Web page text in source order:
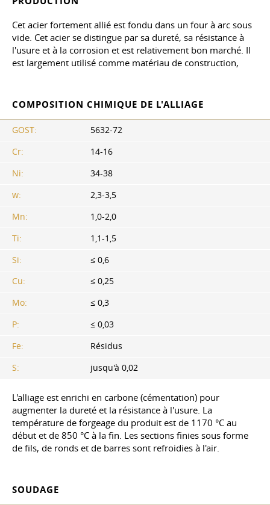
Cet acier fortement allié est fondu dans un four à arc sous
vide. Cet acier se distingue par sa dureté, sa résistance à
l'usure et à la corrosion et est relativement bon marché. Il
est largement utilisé comme matériau de construction,
COMPOSITION CHIMIQUE DE L'ALLIAGE
GOST:
5632-72
Cr:
14-16
Ni:
34-38
w:
2,3-3,5
Mn:
1,0-2,0
Ti:
1,1-1,5
Si:
≤ 0,6
Cu:
≤ 0,25
Mo:
≤ 0,3
P:
≤ 0,03
Fe:
Résidus
S:
jusqu'à 0,02
L'alliage est enrichi en carbone (cémentation) pour
augmenter la dureté et la résistance à l'usure. La
température de forgeage du produit est de 1170 °C au
début et de 850 °C à la fin. Les sections finies sous forme
de fils, de ronds et de barres sont refroidies à l'air.
SOUDAGE